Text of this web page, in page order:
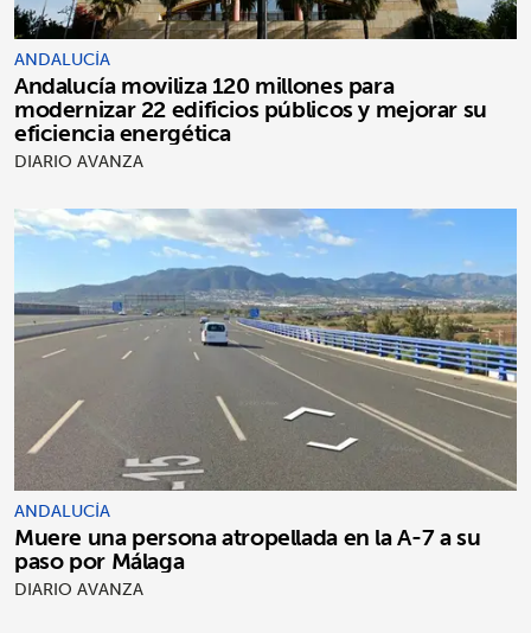
ANDALUCÍA
Andalucía moviliza 120 millones para
modernizar 22 edificios públicos y mejorar su
eficiencia energética
DIARIO AVANZA
ANDALUCÍA
Muere una persona atropellada en la A-7 a su
paso por Málaga
DIARIO AVANZA